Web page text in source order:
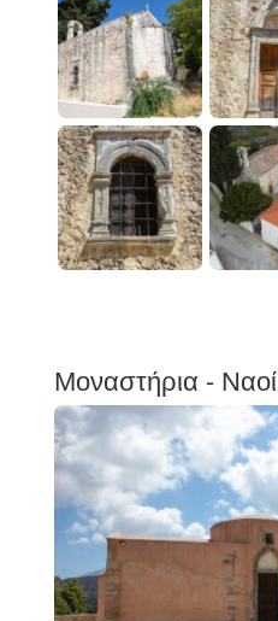
Μοναστήρια - Ναοί